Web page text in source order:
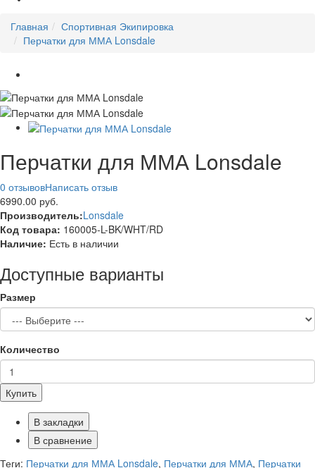
Главная
Спортивная Экипировка
Перчатки для ММА Lonsdale
Перчатки для ММА Lonsdale
0 отзывовНаписать отзыв
6990.00 руб.
Производитель:Lonsdale
Код товара: 160005-L-BK/WHT/RD
Наличие: Есть в наличии
Доступные варианты
Размер
Количество
Купить
В закладки
В сравнение
Теги: Перчатки для ММА Lonsdale, Перчатки для ММА, Перчатки